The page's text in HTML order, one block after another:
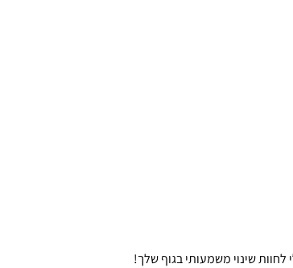
שינוי משמעותי בגוף שלך!